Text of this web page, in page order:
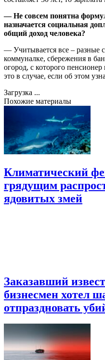
— Не совсем понятна
назначается социальная
общий доход человека?
— Учитывается все – разные
коммуналке, сбережения в
огород, с которого
это в случае, если об этом
Загрузка ...
Похожие материалы
Климатический
грядущим
ядовитых змей
Заказавший
бизнесмен хотел
отпраздновать